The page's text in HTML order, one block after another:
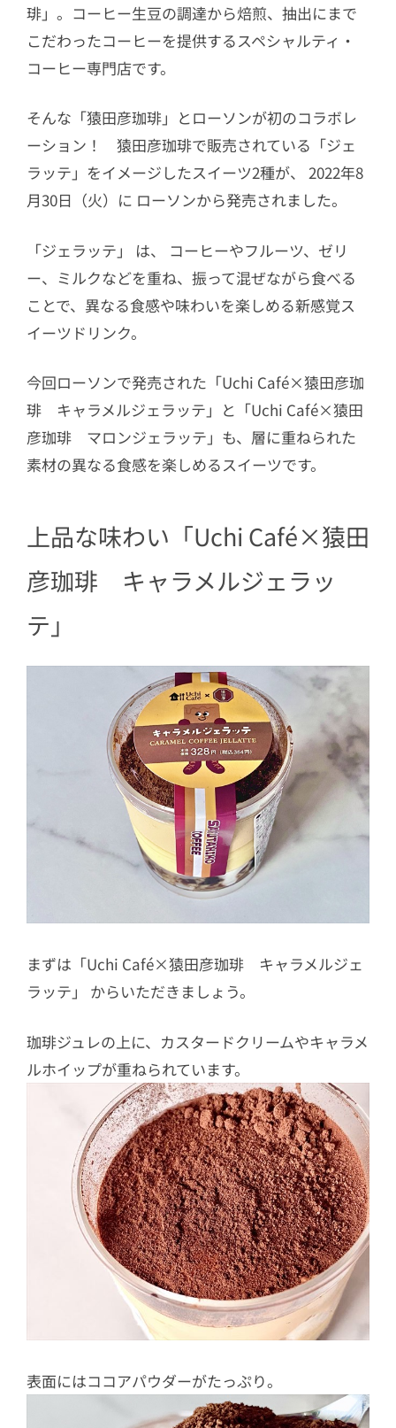
琲」。コーヒー生豆の調達から焙煎、抽出にまで
こだわったコーヒーを提供するスペシャルティ・
コーヒー専門店です。
そんな「猿田彦珈琲」とローソンが初のコラボレ
ーション！ 猿田彦珈琲で販売されている「ジェ
ラッテ」をイメージしたスイーツ2種が、 2022年8
月30日（火）に ローソンから発売されました。
「ジェラッテ」 は、 コーヒーやフルーツ、ゼリ
ー、ミルクなどを重ね、振って混ぜながら食べる
ことで、異なる食感や味わいを楽しめる新感覚ス
イーツドリンク。
今回ローソンで発売された「Uchi Café×猿田彦珈
琲 キャラメルジェラッテ」と「Uchi Café×猿田
彦珈琲 マロンジェラッテ」も、層に重ねられた
素材の異なる食感を楽しめるスイーツです。
上品な味わい「Uchi Café×猿田
彦珈琲 キャラメルジェラッ
テ」
まずは「Uchi Café×猿田彦珈琲 キャラメルジェ
ラッテ」 からいただきましょう。
珈琲ジュレの上に、カスタードクリームやキャラメ
ルホイップが重ねられています。
表面にはココアパウダーがたっぷり。